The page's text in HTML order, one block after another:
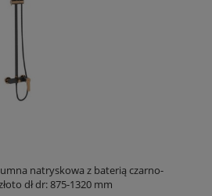
natryskowa z baterią czarno-
dł dr: 875-1320 mm